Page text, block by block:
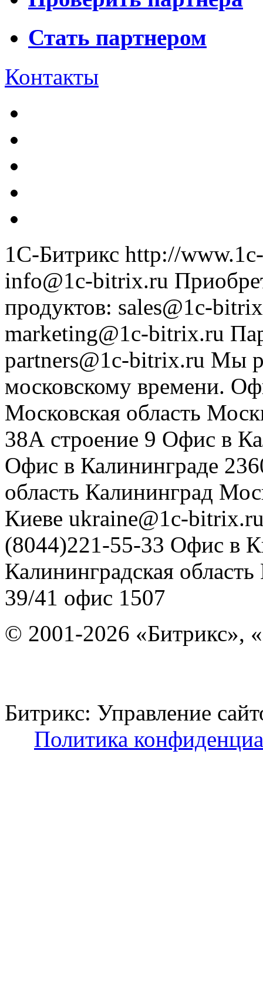
Стать партнером
Контакты
1С-Битрикс http://
info@1c-bitrix.ru
продуктов: sales@1c-
marketing@1c-bitrix.ru
partners@1c-bitrix.ru Мы
московскому времени.
Московская область
38А строение 9 Офис в
Офис в Калининграде
область Калининград
Киеве ukraine@1c-
(8044)221-55-33 Офис в
Калининградская область
39/41 офис 1507
© 2001-2026 «Битрикс»,
Битрикс: Управление
Политика